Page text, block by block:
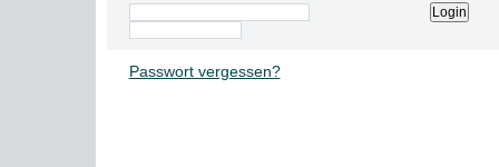
Passwort vergessen?